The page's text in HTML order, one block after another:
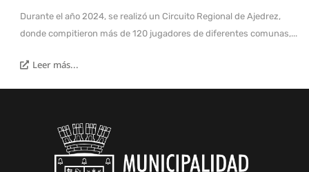
Durante el año 2024, se realizó un Circuito Regional de Ajedrez,
donde compitieron más de 120 jugadores de diferentes comunas,...
Leer más...